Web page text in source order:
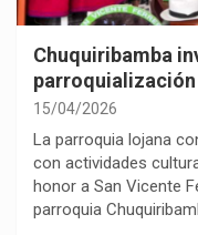
Chuquiribamba
parroquialización
15/04/2026
La parroquia lojana
con actividades
honor a San Vicente
parroquia